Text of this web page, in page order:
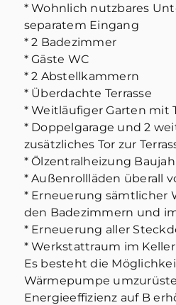
* Wohnlich nutzbares
separatem Eingang
* 2 Badezimmer
* Gäste WC
* 2 Abstellkammern
* Überdachte Terrasse
* Weitläufiger Garten mit
* Doppelgarage und 2
zusätzliches Tor zur
* Ölzentralheizung
* Außenrollläden überall
* Erneuerung sämtlicher
den Badezimmern und
* Erneuerung aller
* Werkstattraum im Keller
Es besteht die
Wärmepumpe
Energieeffizienz auf B